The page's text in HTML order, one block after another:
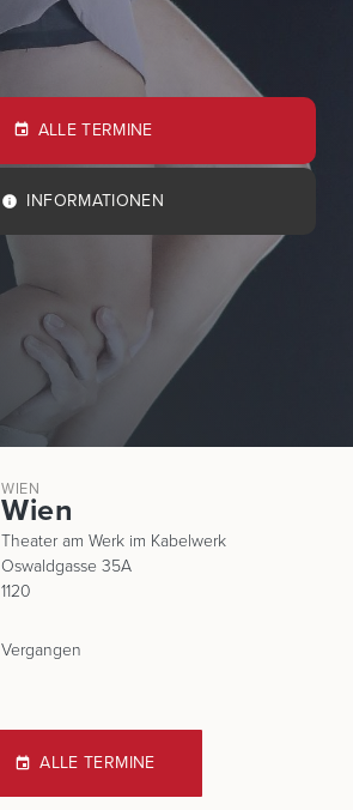
ALLE TERMINE
INFORMATIONEN
WIEN
Wien
Theater am Werk im Kabelwerk
Oswaldgasse 35A
1120
Vergangen
ALLE TERMINE